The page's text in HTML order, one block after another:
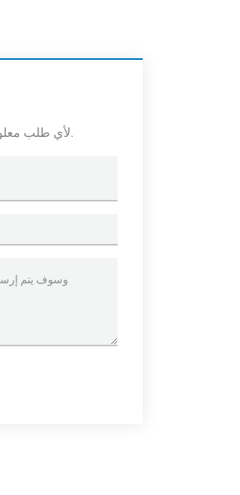
لأي طلب معلومات أو دعم فني ، املأ النموذج. جميع الحقول التي تحمل علامة النجمة * مطلوبة.